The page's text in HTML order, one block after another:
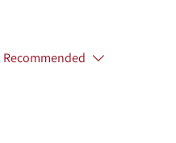
Recommended